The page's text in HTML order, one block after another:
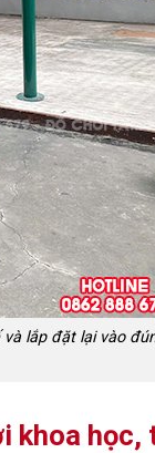
lắp đặt lại vào
khoa học,